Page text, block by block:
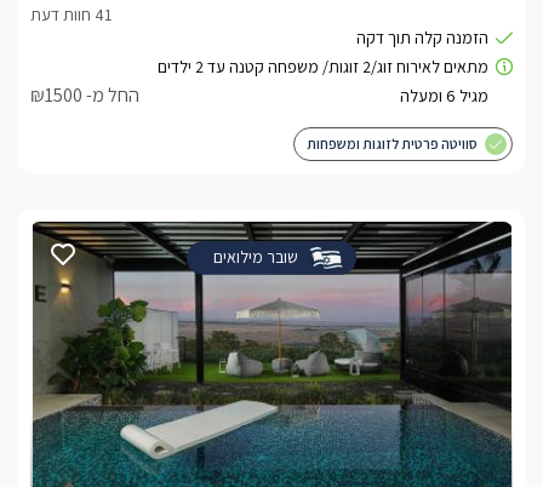
החל מ- ₪1500
סוויטה פרטית לזוגות ומשפחות
שובר מילואים